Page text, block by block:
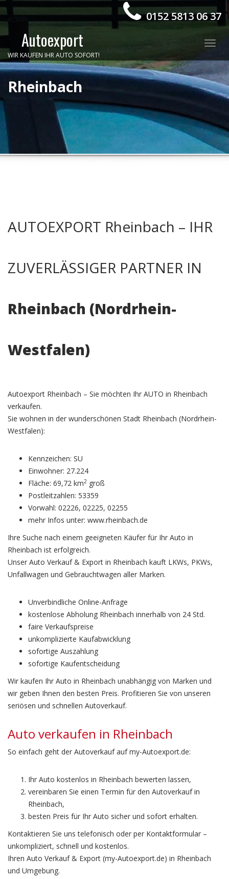
0152 5813 06 37
Autoexport
WIR KAUFEN IHR AUTO SOFORT!
Rheinbach
AUTOEXPORT Rheinbach – IHR
ZUVERLÄSSIGER PARTNER IN
Rheinbach (Nordrhein-
Westfalen)
Autoexport Rheinbach – Sie möchten Ihr AUTO in Rheinbach
verkaufen.
Sie wohnen in der wunderschönen Stadt Rheinbach (Nordrhein-
Westfalen):
Kennzeichen: SU
Einwohner: 27.224
Fläche: 69,72 km2 groß
Postleitzahlen: 53359
Vorwahl: 02226, 02225, 02255
mehr Infos unter: www.rheinbach.de
Ihre Suche nach einem geeigneten Käufer für Ihr Auto in
Rheinbach ist erfolgreich.
Unser Auto Verkauf & Export in Rheinbach kauft LKWs, PKWs,
Unfallwagen und Gebrauchtwagen aller Marken.
Unverbindliche Online-Anfrage
kostenlose Abholung Rheinbach innerhalb von 24 Std.
faire Verkaufspreise
unkomplizierte Kaufabwicklung
sofortige Auszahlung
sofortige Kaufentscheidung
Wir kaufen Ihr Auto in Rheinbach unabhängig von Marken und
wir geben Ihnen den besten Preis. Profitieren Sie von unseren
seriösen und schnellen Autoverkauf.
Auto verkaufen in Rheinbach
So einfach geht der Autoverkauf auf my-Autoexport.de:
Ihr Auto kostenlos in Rheinbach bewerten lassen,
vereinbaren Sie einen Termin für den Autoverkauf in
Rheinbach,
besten Preis für Ihr Auto sicher und sofort erhalten.
Kontaktieren Sie uns telefonisch oder per Kontaktformular –
unkompliziert, schnell und kostenlos.
Ihren Auto Verkauf & Export (my-Autoexport.de) in Rheinbach
und Umgebung.